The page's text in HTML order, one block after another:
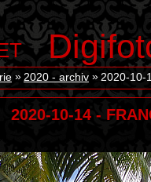
2020 - archiv 2020-10-
2020-10-14 -